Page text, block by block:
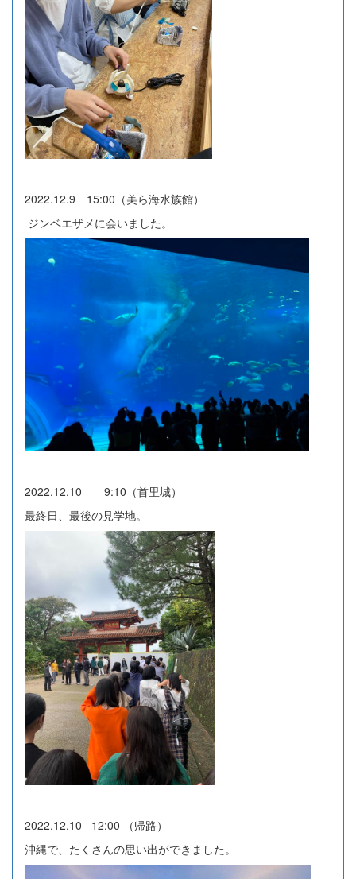
2022.12.9 15:00（美ら海水族館）
ジンベエザメに会いました。
2022.12.10 9:10（首里城）
最終日、最後の見学地。
2022.12.10 12:00 （帰路）
沖縄で、たくさんの思い出ができました。